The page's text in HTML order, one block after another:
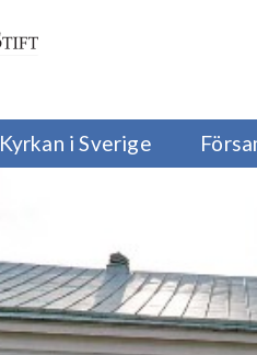
Kyrkan i Sverige